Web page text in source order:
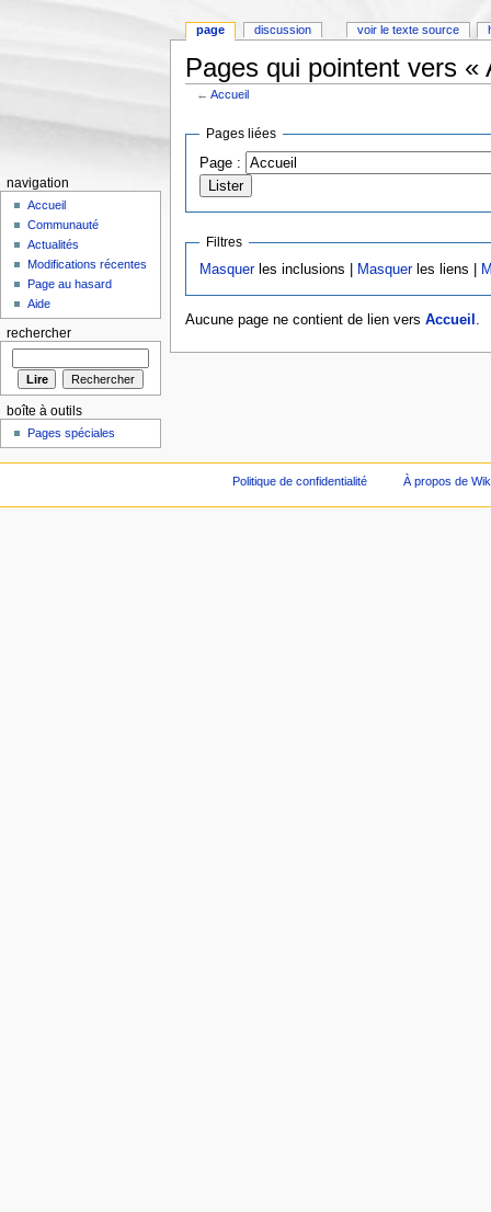
Pages qui pointent vers «
←Accueil
Pages liées
Page :
Filtres
Masquerles inclusions | Masquerles liens |
Aucune page ne contient de lien vers Accueil
page discussion voir le texte source
navigation
Accueil
Communauté
Actualités
Modifications récentes
Page au hasard
Aide
rechercher
boîte à outils
Pages spéciales
Politique de confidentialité À propos de